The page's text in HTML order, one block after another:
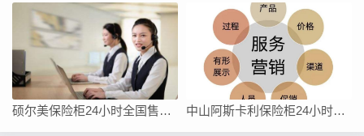
硕尔美保险柜24小时全国售后维修服务电话 中山阿斯卡利保险柜24小时全国各市售后服务